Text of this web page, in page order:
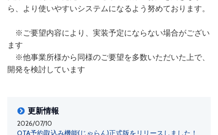
ら、より使いやすいシステムになるよう努めております。
※ご要望内容により、実装予定にならない場合がござい
ます
※他事業所様から同様のご要望を多数いただいた上で、
開発を検討しています
更新情報
2026/07/10
OTA予約取込み機能(じゃらん)正式版をリリースしました！